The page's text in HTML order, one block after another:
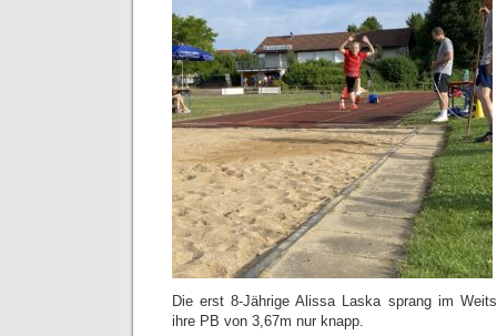
Die erst 8-Jährige Alissa Laska sprang im
ihre PB von 3,67m nur knapp.